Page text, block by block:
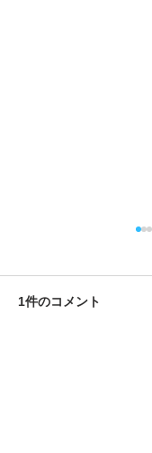
1件のコメント